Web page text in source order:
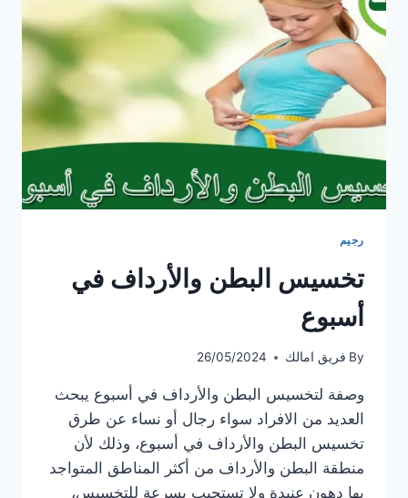
رجيم
تخسيس البطن والأرداف في
أسبوع
By فريق امالك 26/05/2024
وصفة لتخسيس البطن والأرداف في أسبوع يبحث
العديد من الافراد سواء رجال أو نساء عن طرق
تخسيس البطن والأرداف في أسبوع، وذلك لأن
منطقة البطن والأرداف من أكثر المناطق المتواجد
بها دهون عنيدة ولا تستجيب بسرعة للتخسيس،